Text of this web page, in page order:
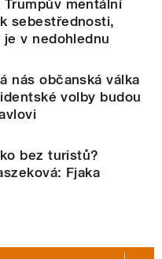
mentální
sebestřednosti,
v nedohlednu
nás občanská válka
volby budou
bez turistů?
Fjaka